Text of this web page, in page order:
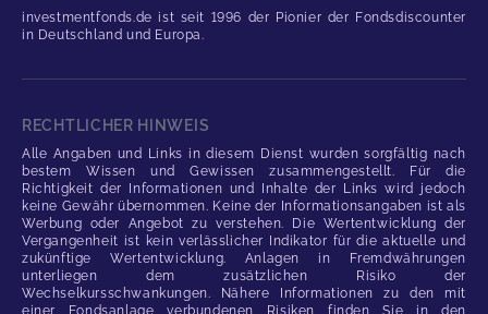
investmentfonds.de ist seit 1996 der Pionier der Fondsdiscounter
in Deutschland und Europa.
RECHTLICHER HINWEIS
Alle Angaben und Links in diesem Dienst wurden sorgfältig nach
bestem Wissen und Gewissen zusammengestellt. Für die
Richtigkeit der Informationen und Inhalte der Links wird jedoch
keine Gewähr übernommen. Keine der Informationsangaben ist als
Werbung oder Angebot zu verstehen. Die Wertentwicklung der
Vergangenheit ist kein verlässlicher Indikator für die aktuelle und
zukünftige Wertentwicklung. Anlagen in Fremdwährungen
unterliegen dem zusätzlichen Risiko der
Wechselkursschwankungen. Nähere Informationen zu den mit
einer Fondsanlage verbundenen Risiken finden Sie in den